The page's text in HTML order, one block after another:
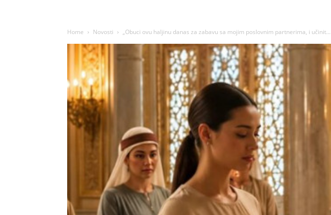
Home Novosti „Obuci ovu haljinu danas za zabavu sa mojim poslovnim partnerima, i učinit...